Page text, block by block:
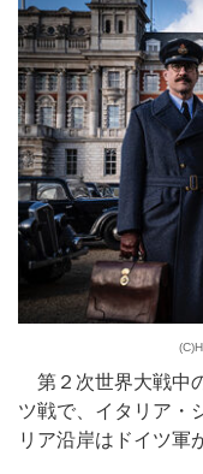
第２次世界大戦中
ツ戦で、イタリア・
リア沿岸はドイツ軍